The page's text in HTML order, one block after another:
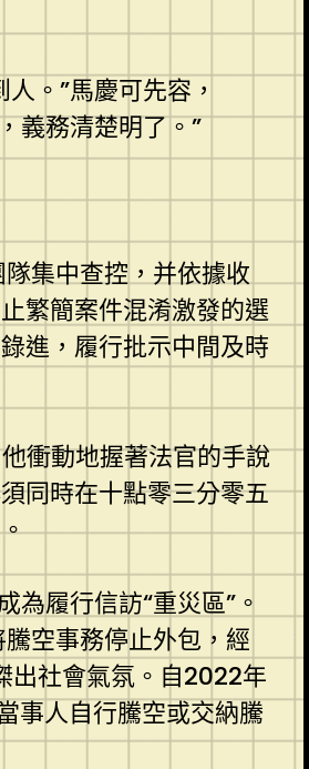
。”馬慶可先容，
義務清楚明了。”
集中查控，并依據收
繁簡案件混淆激發的選
進，履行批示中間及時
衝動地握著法官的手說
同時在十點零三分零五
履行信訪“重災區”。
空事務停止外包，經
出社會氣氛。自2022年
事人自行騰空或交納騰